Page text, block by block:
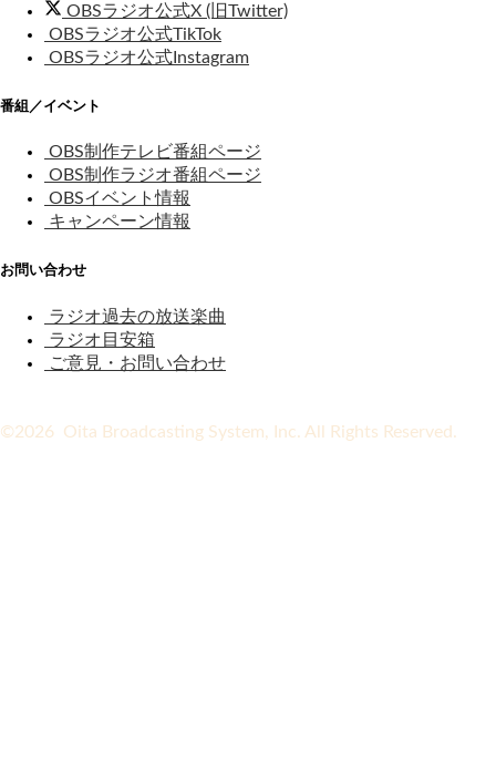
OBSラジオ公式X (旧Twitter)
OBSラジオ公式TikTok
OBSラジオ公式Instagram
番組／イベント
OBS制作テレビ番組ページ
OBS制作ラジオ番組ページ
OBSイベント情報
キャンペーン情報
お問い合わせ
ラジオ過去の放送楽曲
ラジオ目安箱
ご意見・お問い合わせ
©2026 Oita Broadcasting System, Inc. All Rights Reserved.